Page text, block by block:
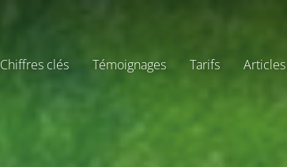
Chiffres clés Témoignages Tarifs Articles